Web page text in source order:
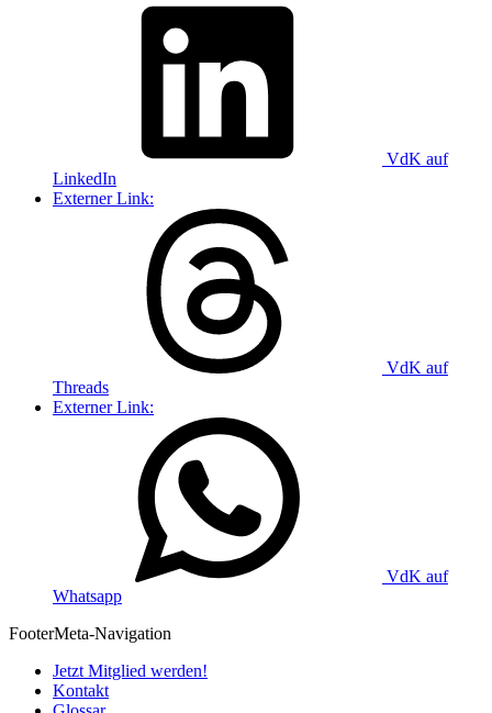
VdK auf
LinkedIn
Externer Link:
VdK auf
Threads
Externer Link:
VdK auf
Whatsapp
FooterMeta-Navigation
Jetzt Mitglied werden!
Kontakt